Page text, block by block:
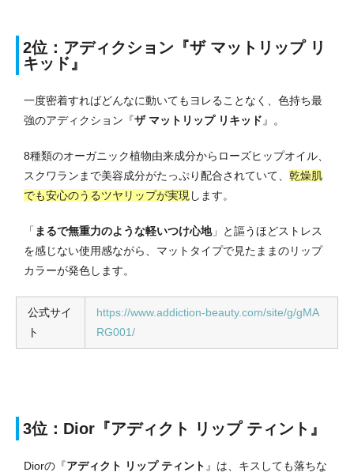
2位：アディクション『ザ マットリップ リ
キッド』
一度密着すればどんなに動いてもヨレることなく、色持ち最
強のアディクション『ザ マットリップ リキッド 』。
8種類のオーガニック植物由来成分からローズヒップオイル、
スクワランまで美容成分がたっぷり配合されていて、 乾燥肌
でも安心のうるツヤリップが実現 します。
「 まるで無重力のような軽いつけ心地」と謳うほどストレス
を感じない使用感ながら、マットタイプで見たままのリップ
カラーが発色します。
公式サイ
ト
https://www.addiction-beauty.com/site/g/gMA
RG001/
3位：Dior『アディクト リップ ティント』
Diorの『アディクト リップ ティント 』は、キスしても落ちな